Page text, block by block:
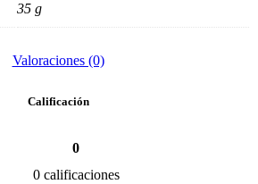
35 g
Valoraciones (0)
Calificación
0
0 calificaciones